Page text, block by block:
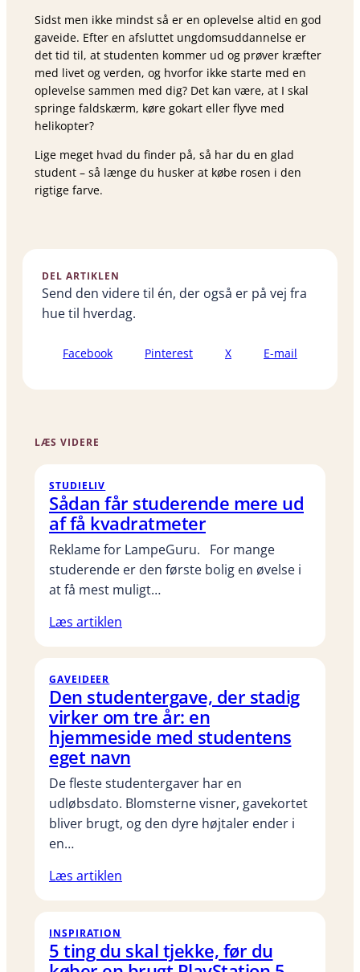
Sidst men ikke mindst så er en oplevelse altid en god
gaveide. Efter en afsluttet ungdomsuddannelse er
det tid til, at studenten kommer ud og prøver kræfter
med livet og verden, og hvorfor ikke starte med en
oplevelse sammen med dig? Det kan være, at I skal
springe faldskærm, køre gokart eller flyve med
helikopter?
Lige meget hvad du finder på, så har du en glad
student – så længe du husker at købe rosen i den
rigtige farve.
DEL ARTIKLEN
Send den videre til én, der også er på vej fra
hue til hverdag.
Facebook Pinterest X E-mail
LÆS VIDERE
STUDIELIV
Sådan får studerende mere ud
af få kvadratmeter
Reklame for LampeGuru. For mange
studerende er den første bolig en øvelse i
at få mest muligt…
Læs artiklen
GAVEIDEER
Den studentergave, der stadig
virker om tre år: en
hjemmeside med studentens
eget navn
De fleste studentergaver har en
udløbsdato. Blomsterne visner, gavekortet
bliver brugt, og den dyre højtaler ender i
en…
Læs artiklen
INSPIRATION
5 ting du skal tjekke, før du